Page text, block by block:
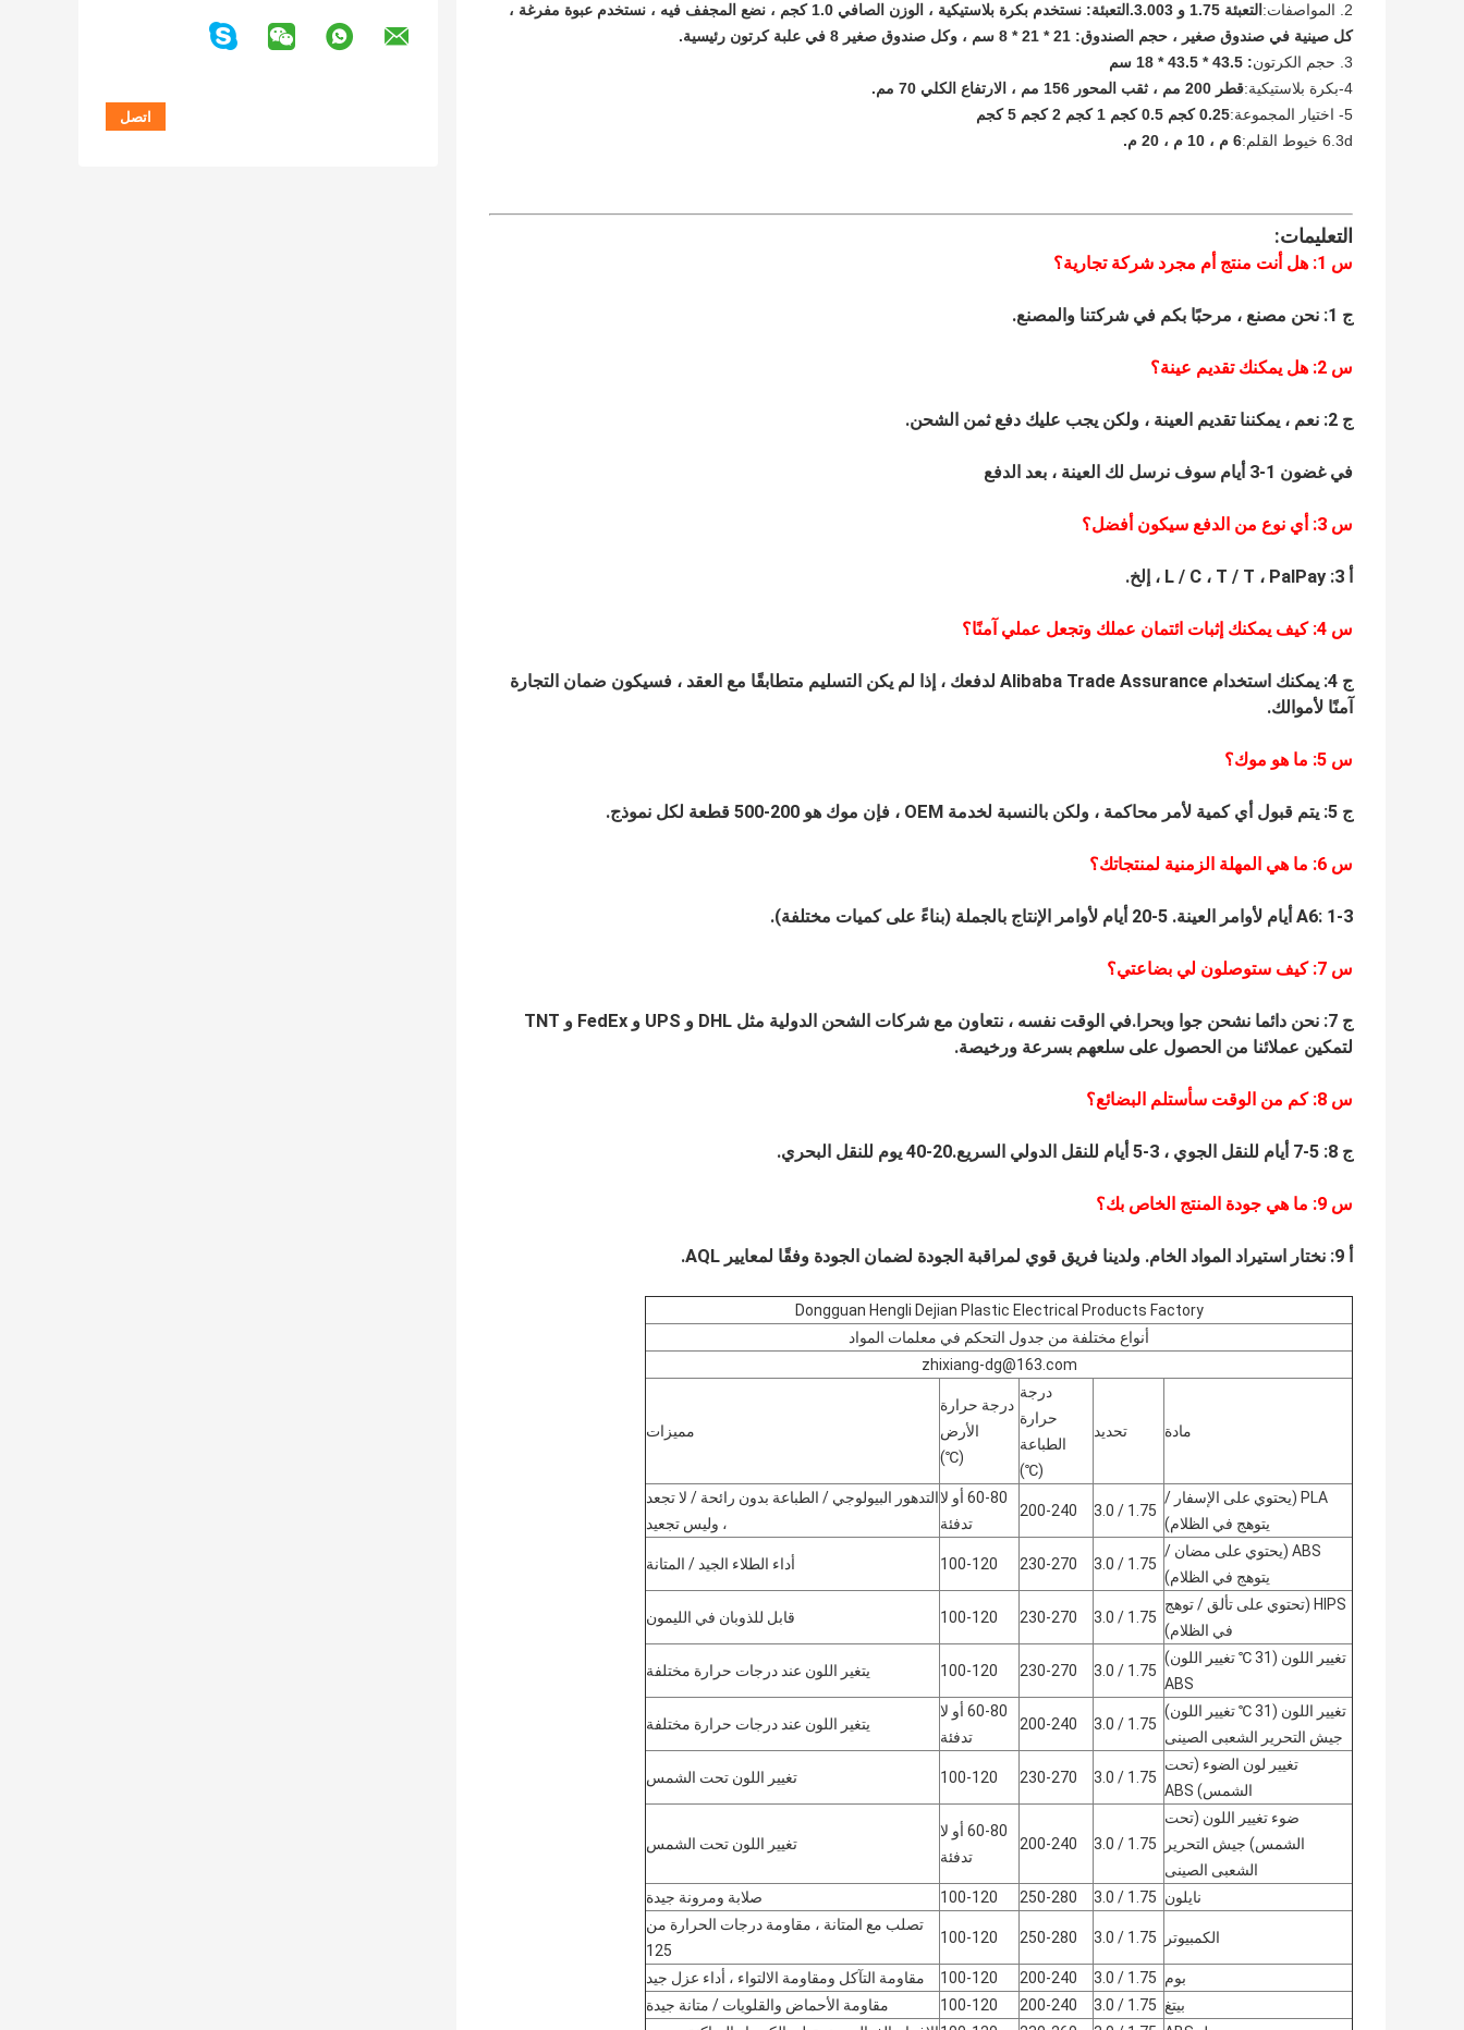
2. المواصفات:
التعبئة 1.75 و 3.003.التعبئة: نستخدم بكرة بلاستيكية ، الوزن الصافي 1.0 كجم ، نضع المجفف فيه ، نستخدم عبوة مفرغة ،
كل صينية في صندوق صغير ، حجم الصندوق: 21 * 21 * 8 سم ، وكل صندوق صغير 8 في علبة كرتون رئيسية.
3. حجم الكرتون
: 43.5 * 43.5 * 18 سم
4-بكرة بلاستيكية:
قطر 200 مم ، ثقب المحور 156 مم ، الارتفاع الكلي 70 مم.
5- اختيار المجموعة:
0.25 كجم 0.5 كجم 1 كجم 2 كجم 5 كجم
6.3d خيوط القلم:
6 م ، 10 م ، 20 م.
التعليمات:
س 1: هل أنت منتج أم مجرد شركة تجارية؟
ج 1: نحن مصنع ، مرحبًا بكم في شركتنا والمصنع.
س 2: هل يمكنك تقديم عينة؟
ج 2: نعم ، يمكننا تقديم العينة ، ولكن يجب عليك دفع ثمن الشحن.
في غضون 1-3 أيام سوف نرسل لك العينة ، بعد الدفع
س 3: أي نوع من الدفع سيكون أفضل؟
س 4: كيف يمكنك إثبات ائتمان عملك وتجعل عملي آمنًا؟
ج 4: يمكنك استخدام Alibaba Trade Assurance لدفعك ، إذا لم يكن التسليم متطابقًا مع العقد ، فسيكون ضمان التجارة
آمنًا لأموالك.
س 5: ما هو موك؟
ج 5: يتم قبول أي كمية لأمر محاكمة ، ولكن بالنسبة لخدمة OEM ، فإن موك هو 200-500 قطعة لكل نموذج.
س 6: ما هي المهلة الزمنية لمنتجاتك؟
A6: 1-3 أيام لأوامر العينة. 5
-
20 أيام لأوامر الإنتاج بالجملة (بناءً على كميات مختلفة).
س 7: كيف ستوصلون لي بضاعتي؟
ج 7: نحن دائما نشحن جوا وبحرا.في الوقت نفسه ، نتعاون مع شركات الشحن الدولية مثل DHL و UPS و FedEx و TNT
لتمكين عملائنا من الحصول على سلعهم بسرعة ورخيصة.
س 8: كم من الوقت سأستلم البضائع؟
ج 8: 5-7 أيام للنقل الجوي ، 3-5 أيام للنقل الدولي السريع.20-40 يوم للنقل البحري.
س : ما هي جودة المنتج الخاص بك؟
نختار استيراد المواد الخام. ولدينا فريق قوي لمراقبة الجودة لضمان الجودة وفقًا لمعايير AQL.
Dongguan Hengli Dejian Plastic Electrical Products Factory
أنواع مختلفة من جدول التحكم في معلمات المواد
zhixiang-dg@163.com
مادة تحديد
درجة
حرارة
الطباعة
(℃)
درجة حرارة
الأرض
(℃)
مميزات
PLA (يحتوي على الإسفار /
يتوهج في الظلام)
1.75 / 3.0
200-240
60-80 أو لا
تدفئة
التدهور البيولوجي / الطباعة بدون رائحة / لا تجعد
، وليس تجعيد
ABS (يحتوي على مضان /
يتوهج في الظلام)
1.75 / 3.0
230-270
100-120 أداء الطلاء الجيد / المتانة
HIPS (تحتوي على تألق / توهج
في الظلام)
1.75 / 3.0
230-270
100-120 قابل للذوبان في الليمون
تغيير اللون (31 ℃ تغيير اللون)
ABS
1.75 / 3.0
230-270
100-120 يتغير اللون عند درجات حرارة مختلفة
تغيير اللون (31 ℃ تغيير اللون)
جيش التحرير الشعبى الصينى
1.75 / 3.0
200-240
60-80 أو لا
تدفئة
يتغير اللون عند درجات حرارة مختلفة
تغيير لون الضوء (تحت
الشمس) ABS
1.75 / 3.0
230-270
100-120 تغيير اللون تحت الشمس
ضوء تغيير اللون (تحت
الشمس) جيش التحرير
الشعبى الصينى
1.75 / 3.0
200-240
60-80 أو لا
تدفئة
تغيير اللون تحت الشمس
نايلون 1.75 / 3.0
250-280
100-120 صلابة ومرونة جيدة
الكمبيوتر 1.75 / 3.0
250-280
100-120
تصلب مع المتانة ، مقاومة درجات الحرارة من
125
بوم 1.75 / 3.0
200-240
100-120
مقاومة التآكل ومقاومة الالتواء ، أداء عزل جيد
بيتغ 1.75 / 3.0
200-240
100-120
مقاومة الأحماض والقلويات / متانة جيدة